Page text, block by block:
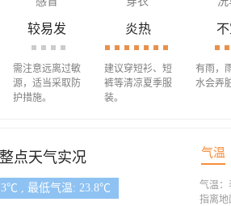
较易发
需注意远离过敏
源，适当采取防
护措施。
炎热
建议穿短衫、短
裤等清凉夏季服
装。
有雨，
水会弄
点天气实况 气温
, 最低气温: 23.8℃
气温：
指离地